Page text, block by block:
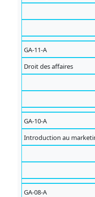
GA-11-A
Droit des affaires
GA-10-A
Introduction au
GA-08-A